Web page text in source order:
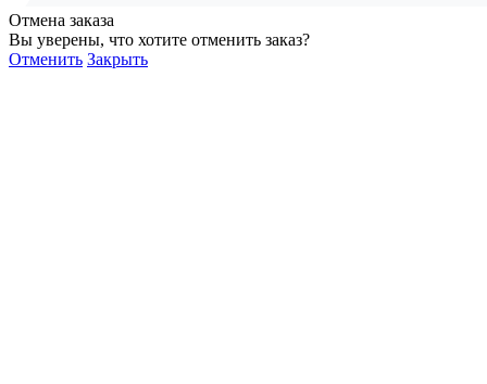
Отмена заказа
Вы уверены, что хотите отменить заказ?
Отменить Закрыть